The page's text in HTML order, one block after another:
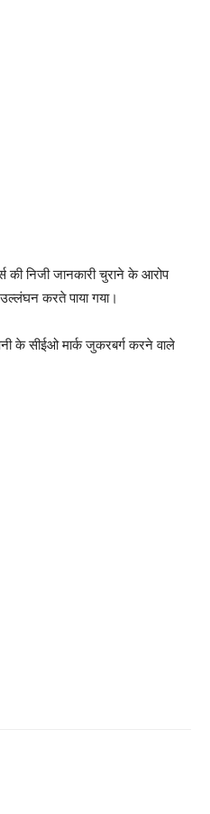
की निजी जानकारी चुराने के आरोप
करते पाया गया।
के सीईओ मार्क जुकरबर्ग करने वाले